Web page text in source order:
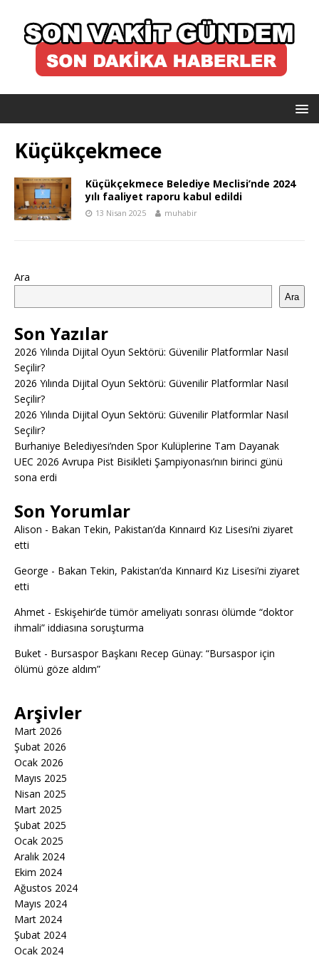
Küçükçekmece
Küçükçekmece Belediye Meclisi’nde 2024
yılı faaliyet raporu kabul edildi
13 Nisan 2025 muhabir
Ara
Ara
Son Yazılar
2026 Yılında Dijital Oyun Sektörü: Güvenilir Platformlar Nasıl
Seçilir?
2026 Yılında Dijital Oyun Sektörü: Güvenilir Platformlar Nasıl
Seçilir?
2026 Yılında Dijital Oyun Sektörü: Güvenilir Platformlar Nasıl
Seçilir?
Burhaniye Belediyesi’nden Spor Kulüplerine Tam Dayanak
UEC 2026 Avrupa Pist Bisikleti Şampiyonası’nın birinci günü
sona erdi
Son Yorumlar
Alison - Bakan Tekin, Pakistan’da Kınnaırd Kız Lisesi’ni ziyaret
etti
George - Bakan Tekin, Pakistan’da Kınnaırd Kız Lisesi’ni ziyaret
etti
Ahmet - Eskişehir’de tümör ameliyatı sonrası ölümde “doktor
ihmali” iddiasına soruşturma
Buket - Bursaspor Başkanı Recep Günay: “Bursaspor için
ölümü göze aldım”
Arşivler
Mart 2026
Şubat 2026
Ocak 2026
Mayıs 2025
Nisan 2025
Mart 2025
Şubat 2025
Ocak 2025
Aralık 2024
Ekim 2024
Ağustos 2024
Mayıs 2024
Mart 2024
Şubat 2024
Ocak 2024